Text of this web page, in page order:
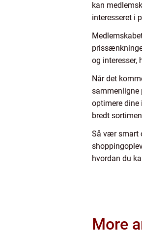
kan
interesseret i
og interesser,
Når det
sammenligne
optimere dine
bredt
Så vær smart
hvordan du
More